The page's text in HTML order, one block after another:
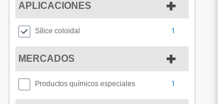
APLICACIONES
Sílice coloidal 1
MERCADOS
Productos químicos especiales 1